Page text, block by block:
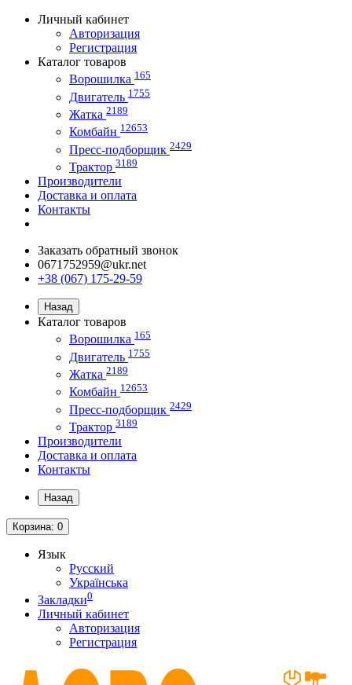
Личный кабинет
Авторизация
Регистрация
Каталог товаров
Ворошилка 165
Двигатель 1755
Жатка 2189
Комбайн 12653
Пресс-подборщик 2429
Трактор 3189
Производители
Доставка и оплата
Контакты
Заказать обратный звонок
0671752959@ukr.net
+38 (067) 175-29-59
Назад
Каталог товаров
Ворошилка 165
Двигатель 1755
Жатка 2189
Комбайн 12653
Пресс-подборщик 2429
Трактор 3189
Производители
Доставка и оплата
Контакты
Назад
Корзина: 0
Язык
Русский
Українська
Закладки0
Личный кабинет
Авторизация
Регистрация